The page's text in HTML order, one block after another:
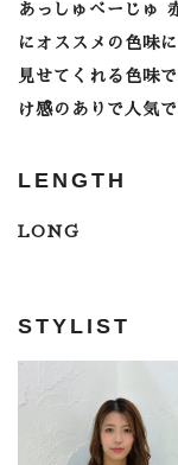
あっしゅべーじゅ
にオススメの色味
見せてくれる色味
け感のありで人気
LENGTH
LONG
STYLIST